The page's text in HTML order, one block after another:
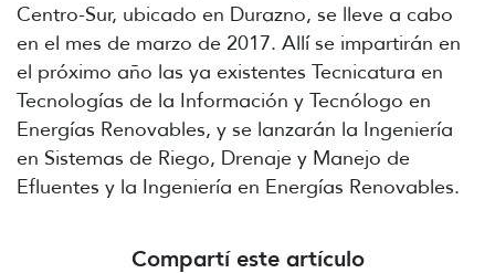
Centro-Sur, ubicado en Durazno, se lleve a cabo
en el mes de marzo de 2017. Allí se impartirán en
el próximo año las ya existentes Tecnicatura en
Tecnologías de la Información y Tecnólogo en
Energías Renovables, y se lanzarán la Ingeniería
en Sistemas de Riego, Drenaje y Manejo de
Efluentes y la Ingeniería en Energías Renovables.
Compartí este artículo